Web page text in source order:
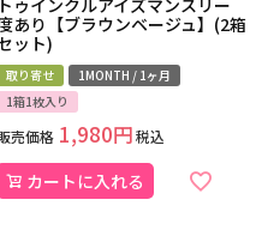
あり【ブラウンベージュ】(2箱
ット)
取り寄せ
1MONTH / 1ヶ月
1箱1枚入り
売価格 1,980 税込
カートに入れる